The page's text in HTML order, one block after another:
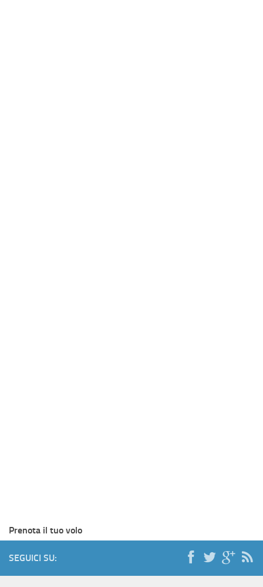
Prenota il tuo volo
SEGUICI SU: